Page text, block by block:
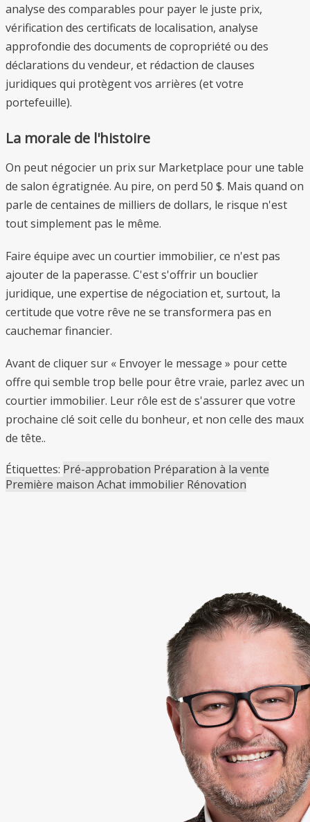
analyse des comparables pour payer le juste prix,
vérification des certificats de localisation, analyse
approfondie des documents de copropriété ou des
déclarations du vendeur, et rédaction de clauses
juridiques qui protègent vos arrières (et votre
portefeuille).
La morale de l'histoire
On peut négocier un prix sur Marketplace pour une table
de salon égratignée. Au pire, on perd 50 $. Mais quand on
parle de centaines de milliers de dollars, le risque n'est
tout simplement pas le même.
Faire équipe avec un courtier immobilier, ce n'est pas
ajouter de la paperasse. C'est s'offrir un bouclier
juridique, une expertise de négociation et, surtout, la
certitude que votre rêve ne se transformera pas en
cauchemar financier.
Avant de cliquer sur « Envoyer le message » pour cette
offre qui semble trop belle pour être vraie, parlez avec un
courtier immobilier. Leur rôle est de s'assurer que votre
prochaine clé soit celle du bonheur, et non celle des maux
de tête..
Étiquettes: Pré-approbation Préparation à la vente
Première maison Achat immobilier Rénovation